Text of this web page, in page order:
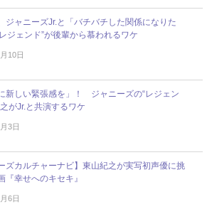
ジャニーズJr.と「バチバチした関係になりた
ジェンド”が後輩から慕われるワケ
10日
新しい緊張感を」！ ジャニーズの“レジェン
之がJr.と共演するワケ
3日
ズカルチャーナビ】東山紀之が実写初声優に挑
幸せへのキセキ』
6日